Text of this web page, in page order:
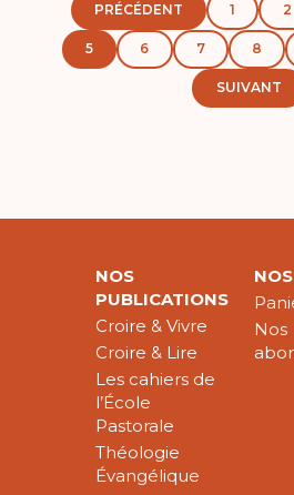
PRÉCÉDENT 1 2
5 6 7 8
SUIVANT
NOS
PUBLICATIONS
Croire & Vivre
Croire & Lire
Les cahiers de
l’École
Pastorale
Théologie
Évangélique
Nos